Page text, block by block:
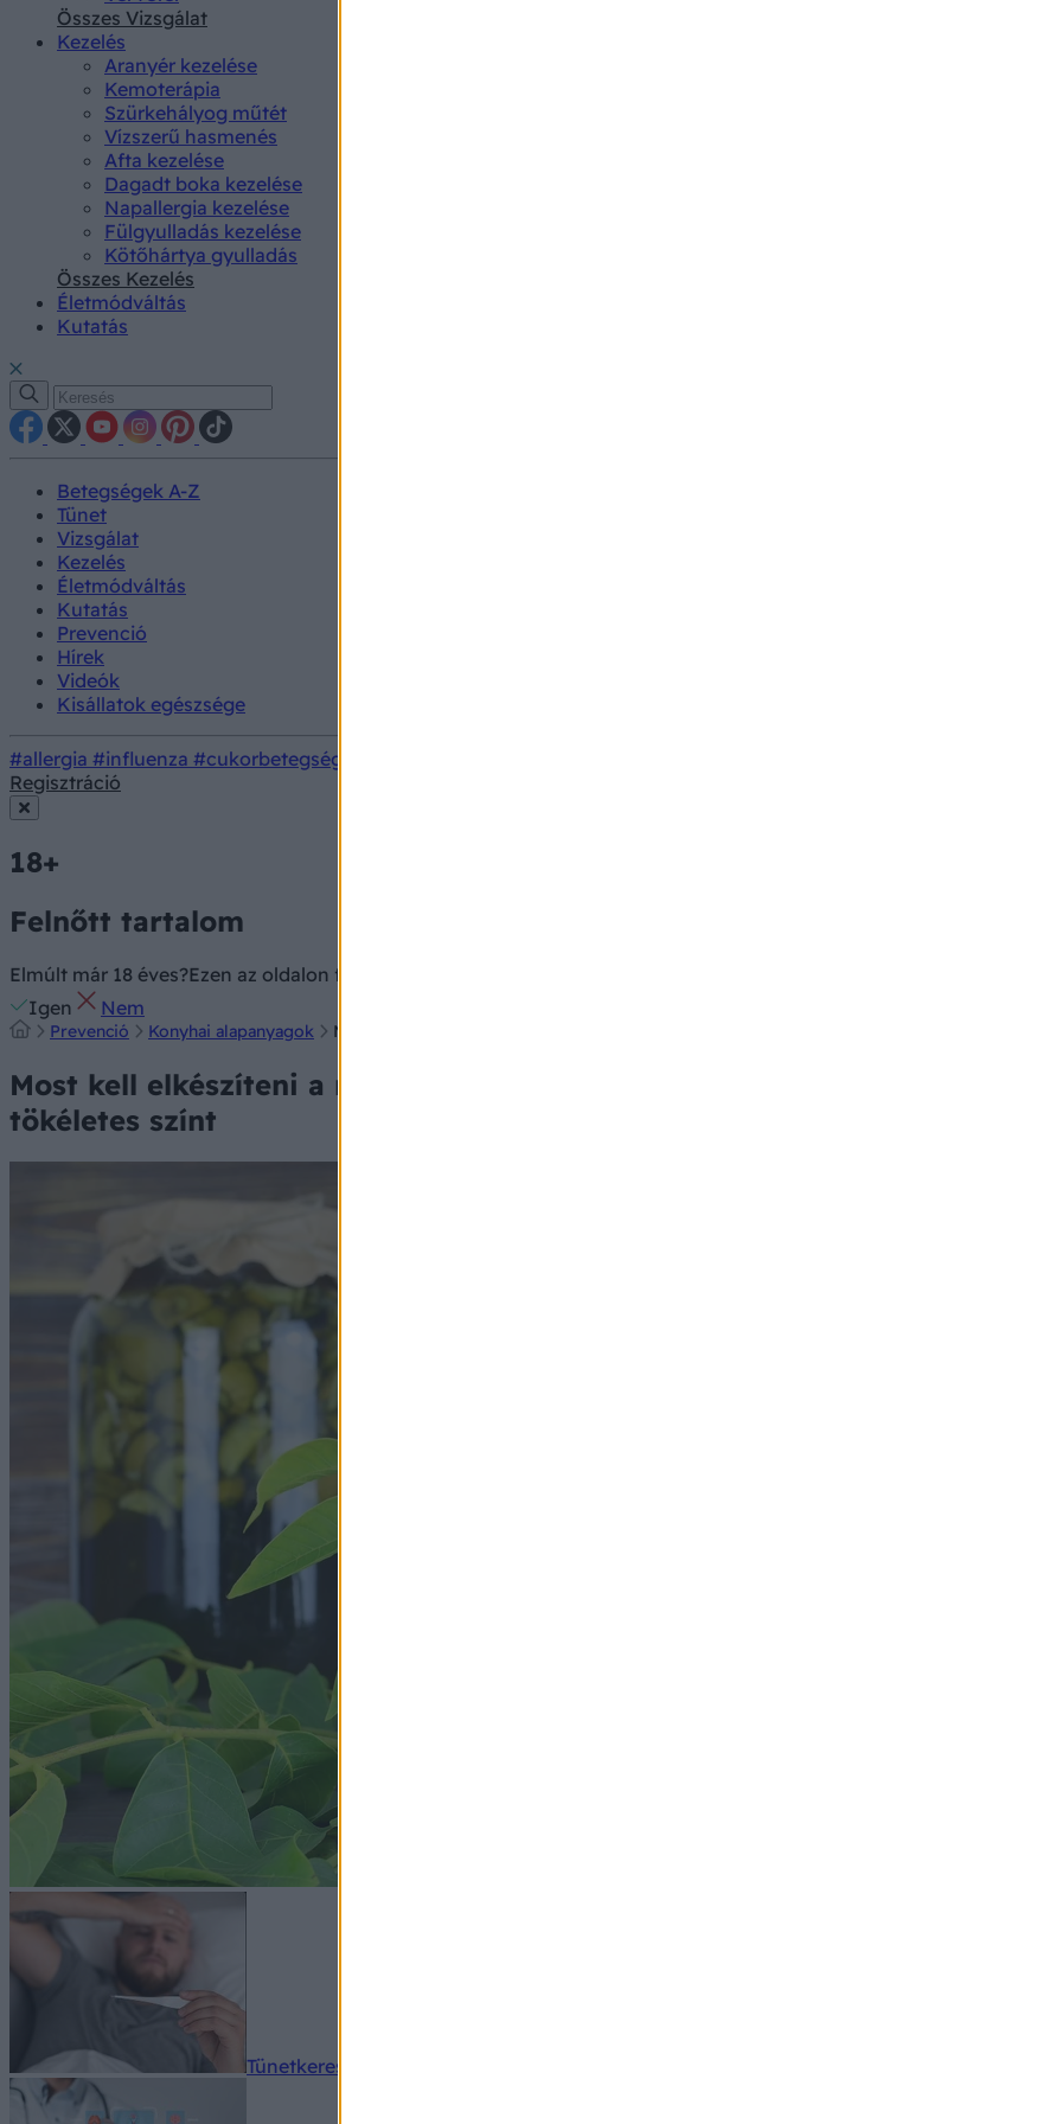
Összes Vizsgálat
Kezelés
Aranyér kezelése
Kemoterápia
Szürkehályog műtét
Vízszerű hasmenés
Afta kezelése
Dagadt boka kezelése
Napallergia kezelése
Fülgyulladás kezelése
Kötőhártya gyulladás
Összes Kezelés
Életmódváltás
Kutatás
Betegségek A-Z
Tünet
Vizsgálat
Kezelés
Életmódváltás
Kutatás
Prevenció
Hírek
Videók
Kisállatok egészsége
#allergia #influenza #cukorbetegség
Regisztráció
18+
Felnőtt tartalom
Elmúlt már 18 éves?Ezen az oldalon felnőtt tartalom található!
Igen
Nem
Prevenció Konyhai alapanyagok Most kell elkészíteni a nagymama híres zölddió-likőrét! Egyetlen összetevő adja meg az
Most kell elkészíteni a nagymama híres zölddió-likőrét! Egyetlen
tökéletes színt
Tünetkereső